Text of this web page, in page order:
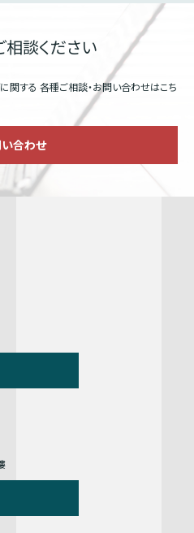
談ください
関する 各種ご相談・お問い合わせはこち
合わせ